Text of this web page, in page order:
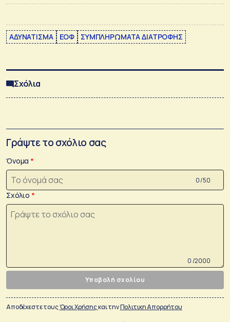
ΑΔΥΝΑΤΙΣΜΑ ΕΟΦ ΣΥΜΠΛΗΡΩΜΑΤΑ ΔΙΑΤΡΟΦΗΣ
Σχόλια
Γράψτε το σχόλιο σας
Όνομα
0 /50
Σχόλιο
0 /2000
Υποβολή σχολίου
Αποδέχεστε τουςΌροι Χρήσηςκαι τηνΠολιτικη Απορρήτου